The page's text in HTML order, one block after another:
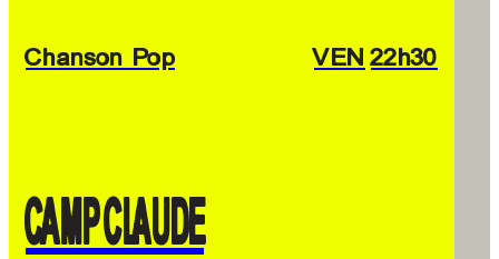
Chanson Pop VEN 22h30
CAMP CLAUDE